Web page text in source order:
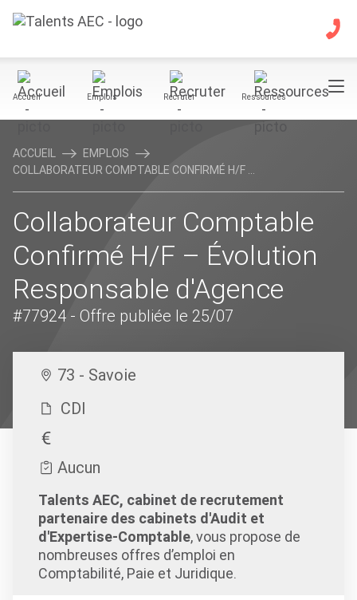
Accueil Emplois Recruter Ressources
ACCUEIL
EMPLOIS
COLLABORATEUR COMPTABLE CONFIRMÉ H/F ...
Collaborateur Comptable
Confirmé H/F – Évolution
Responsable d'Agence
#77924 - Offre publiée le 25/07
73 - Savoie
CDI
Aucun
Talents AEC, cabinet de recrutement
partenaire des cabinets d'Audit et
d'Expertise-Comptable, vous propose de
nombreuses offres d’emploi en
Comptabilité, Paie et Juridique.